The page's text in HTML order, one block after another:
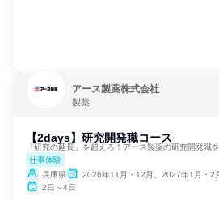
アース製薬株式会社
製薬
【2days】研究開発職コース
「研究の延長」を超えろ！アース製薬の研究開発職
仕事体験
兵庫県
2026年11月・12月、2027年1月・2
2日～4日